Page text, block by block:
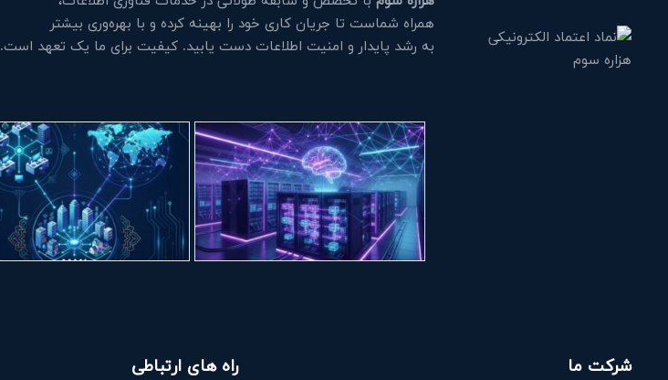
همراه شماست تا جریان کاری خود را بهینه کرده و با بهره‌وری بیشتر
به رشد پایدار و امنیت اطلاعات دست یابید. کیفیت برای ما یک تعهد است.
شرکت ما راه های ارتباطی